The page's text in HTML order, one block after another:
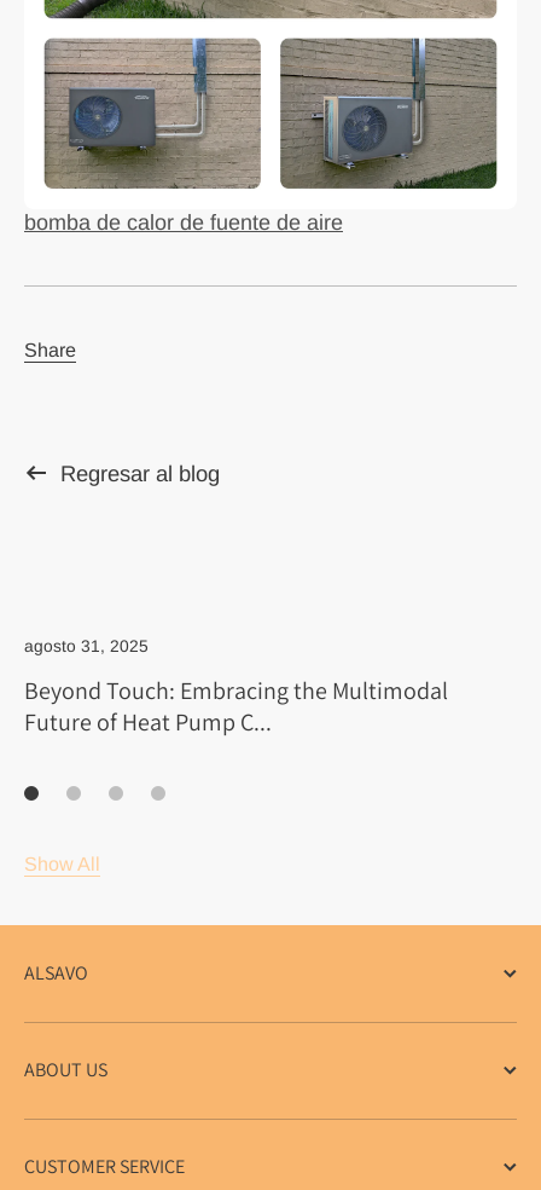
bomba de calor de fuente de aire
Share
Regresar al blog
agosto 31, 2025
Beyond Touch: Embracing the Multimodal
Future of Heat Pump C...
Show All
ALSAVO
ABOUT US
CUSTOMER SERVICE